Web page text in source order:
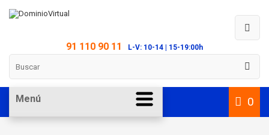
91 110 90 11 L-V: 10-14 | 15-19:00h
0
Menú